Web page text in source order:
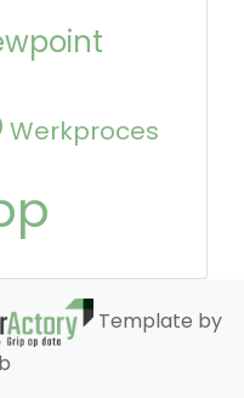
Werkproces
Template by